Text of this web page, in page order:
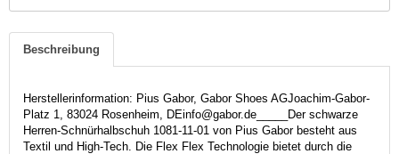
Beschreibung
Herstellerinformation: Pius Gabor, Gabor Shoes AGJoachim-Gabor-
Platz 1, 83024 Rosenheim, DEinfo@gabor.de_____Der schwarze
Herren-Schnürhalbschuh 1081-11-01 von Pius Gabor besteht aus
Textil und High-Tech. Die Flex Flex Technologie bietet durch die